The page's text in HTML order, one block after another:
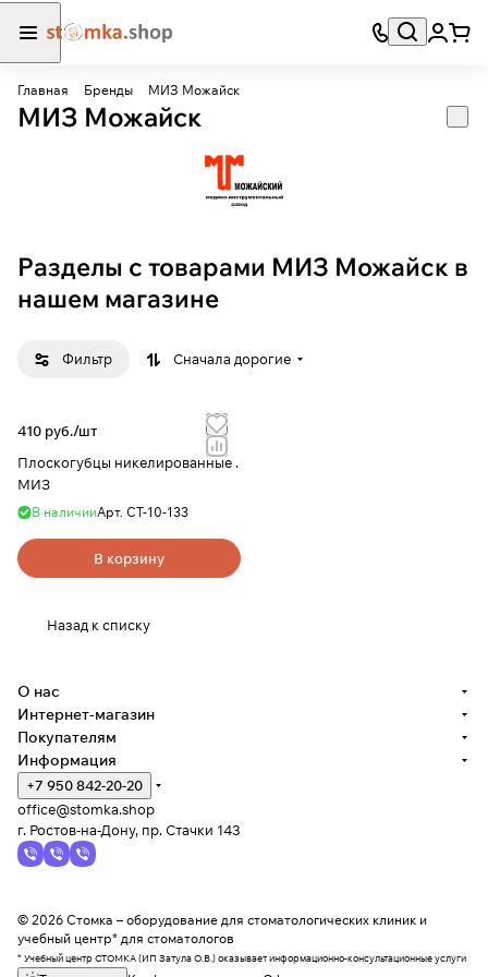
Главная Бренды МИЗ Можайск
МИЗ Можайск
Разделы с товарами МИЗ Можайск в
нашем магазине
Фильтр Сначала дорогие
410 руб./шт
Плоскогубцы никелированные .
МИЗ
В наличииАрт. СТ-10-133
В корзину
Назад к списку
О нас
Интернет-магазин
Покупателям
Информация
+7 950 842-20-20
office@stomka.shop
г. Ростов-на-Дону, пр. Стачки 143
© 2026 Стомка – оборудование для стоматологических клиник и
учебный центр* для стоматологов
* Учебный центр СТОМКА (ИП Затула О.В.) оказывает информационно-консультационные услуги